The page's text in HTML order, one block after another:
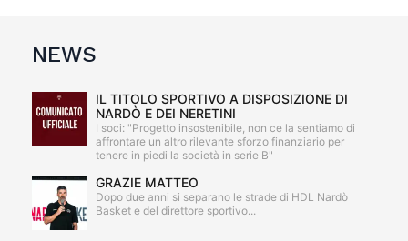
NEWS
IL TITOLO SPORTIVO A DISPOSIZIONE DI
NARDÒ E DEI NERETINI
I soci: "Progetto insostenibile, non ce la sentiamo di
affrontare un altro rilevante sforzo finanziario per
tenere in piedi la società in serie B"
GRAZIE MATTEO
Dopo due anni si separano le strade di HDL Nardò
Basket e del direttore sportivo...